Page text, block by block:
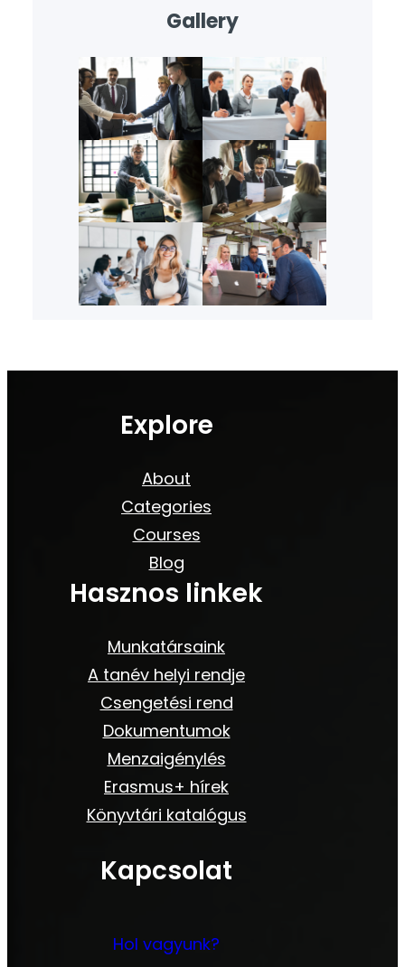
Gallery
Explore
About
Categories
Courses
Blog
Hasznos linkek
Munkatársaink
A tanév helyi rendje
Csengetési rend
Dokumentumok
Menzaigénylés
Erasmus+ hírek
Könyvtári katalógus
Kapcsolat
Hol vagyunk?